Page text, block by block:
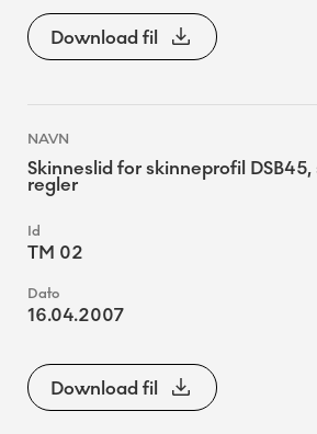
Download fil
Skinneslid for skinneprofil
regler
TM 02
16.04.2007
Download fil